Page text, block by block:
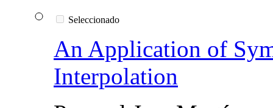
Seleccionado
An Application of
Interpolation